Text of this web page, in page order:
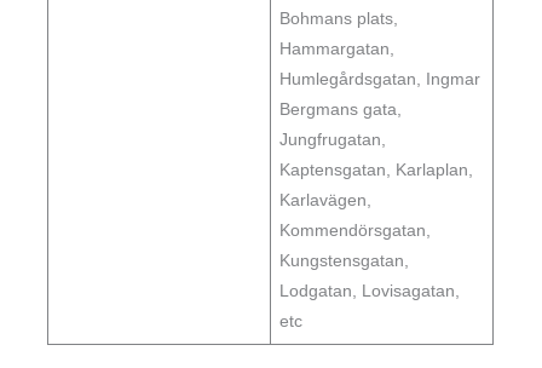
Bohmans plats,
Hammargatan,
Humlegårdsgatan, Ingmar
Bergmans gata,
Jungfrugatan,
Kaptensgatan, Karlaplan,
Karlavägen,
Kommendörsgatan,
Kungstensgatan,
Lodgatan, Lovisagatan,
etc